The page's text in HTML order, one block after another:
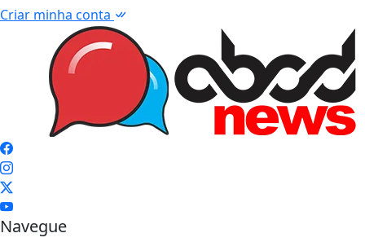
Criar minha conta
Navegue